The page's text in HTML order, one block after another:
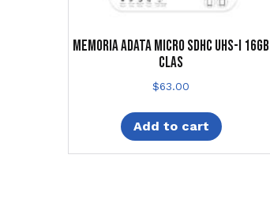
MEMORIA ADATA MICRO SDHC UHS-I 16GB
CLAS
$63.00
Add to cart